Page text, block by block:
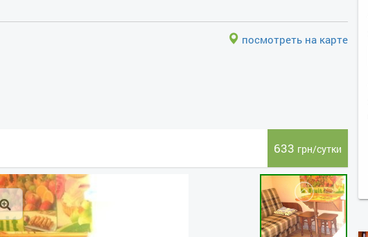
посмотреть на карте
633 грн/сутки